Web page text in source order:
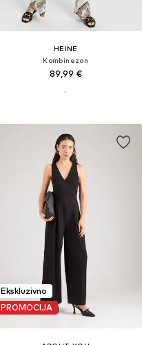
HEINE
Kombinezon
89,99 €
Ekskluzivno
PROMOCIJA